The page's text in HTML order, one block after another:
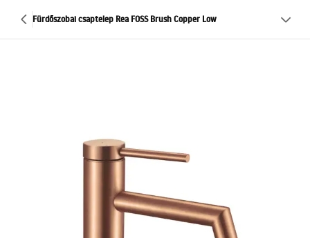
Fürdőszobai csaptelep Rea FOSS Brush Copper Low